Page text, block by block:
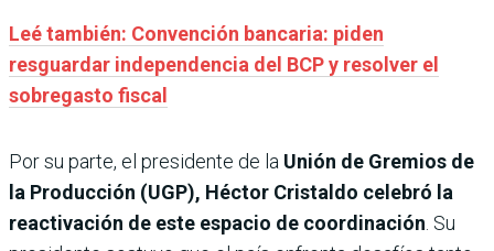
Leé también: Convención bancaria: piden
resguardar independencia del BCP y resolver el
sobregasto fiscal
Por su parte, el presidente de la Unión de Gremios de
la Producción (UGP), Héctor Cristaldo celebró la
reactivación de este espacio de coordinación . Su